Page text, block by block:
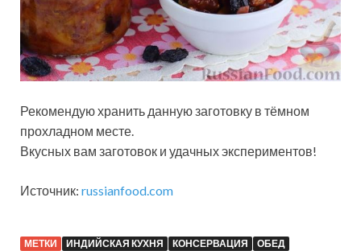
Рекомендую хранить данную заготовку в тёмном
прохладном месте.
Вкусных вам заготовок и удачных экспериментов!
Источник: russianfood.com
МЕТКИ ИНДИЙСКАЯ КУХНЯ КОНСЕРВАЦИЯ
ОБЕД